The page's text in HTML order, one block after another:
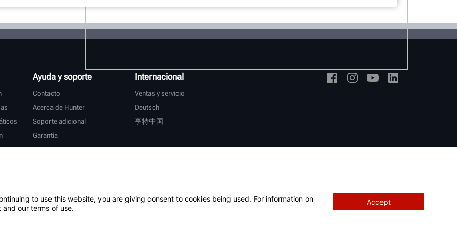
Ayuda y soporte
Contacto
Acerca de Hunter
Soporte adicional
Garantía
Internacional
Ventas y servicio
Deutsch
亨特中国
to use this website, you are giving consent to cookies being used. For information on
our terms of use.
Accept